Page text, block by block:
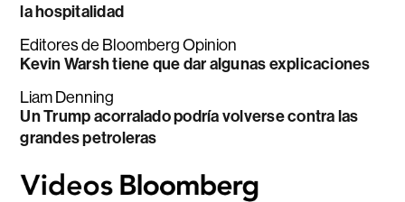
la hospitalidad
Editores de Bloomberg Opinion
Kevin Warsh tiene que dar algunas explicaciones
Liam Denning
Un Trump acorralado podría volverse contra las
grandes petroleras